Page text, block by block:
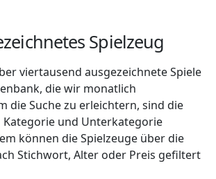
Spielzeug
viertausend ausgezeichnete Spiele
die wir monatlich
die Suche zu erleichtern, sind die
Kategorie und Unterkategorie
können die Spielzeuge über die
Stichwort, Alter oder Preis gefiltert